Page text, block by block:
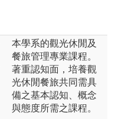
本學系的觀光休閒及
餐旅管理專業課程。
著重認知面，培養觀
光休閒餐旅共同需具
備之基本認知、概念
與態度所需之課程。